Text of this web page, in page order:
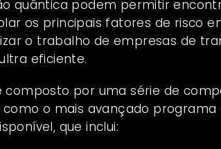
quântica podem permitir
os principais fatores de risco
o trabalho de empresas de
eficiente.
composto por uma série de
o mais avançado
que inclui: